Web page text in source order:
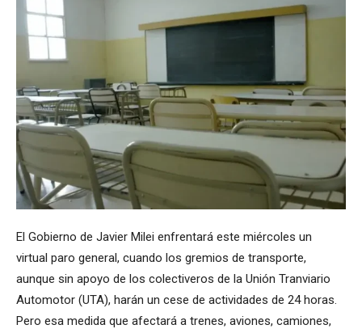
El Gobierno de Javier Milei enfrentará este miércoles un
virtual paro general, cuando los gremios de transporte,
aunque sin apoyo de los colectiveros de la Unión Tranviario
Automotor (UTA), harán un cese de actividades de 24 horas.
Pero esa medida que afectará a trenes, aviones, camiones,